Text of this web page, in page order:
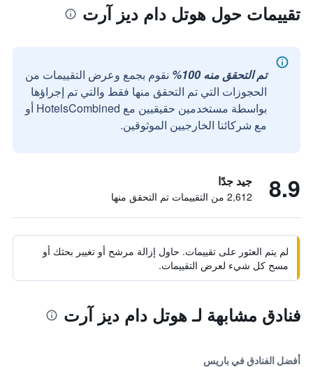
تقييمات حول هوتل دام ديز آرت
تم التحقق منه 100%
نقوم بجمع وعرض التقييمات من
الحجوزات التي تم التحقق منها فقط والتي تم إجراؤها
بواسطة مستخدمين حقيقيين مع HotelsCombined أو
مع شركائنا الخارجيين الموثوقين.
8.9 جيد جدًا
2,612 من التقييمات تم التحقق منها
لم يتم العثور على تقييمات. حاول إزالة مرشح أو تغيير بحثك أو
مسح كل شيء لعرض التقييمات.
فنادق مشابهة لـ هوتل دام ديز آرت
أفضل الفنادق في باريس